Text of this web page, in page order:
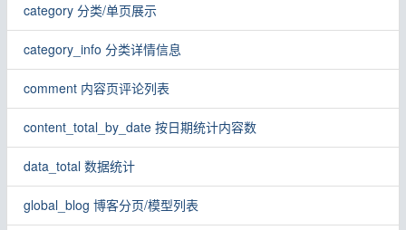
category 分类/单页展示
category_info 分类详情信息
comment 内容页评论列表
content_total_by_date 按日期统计内容数
data_total 数据统计
global_blog 博客分页/模型列表